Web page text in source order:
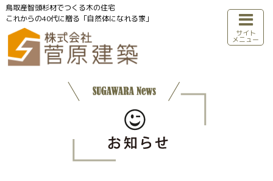
鳥取産智頭杉材でつくる木の住宅
これからの40代に贈る「自然体になれる家」
サイト
メニュー